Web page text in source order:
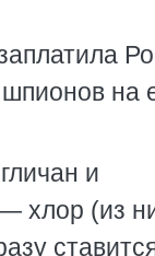
на
и
хлор (из